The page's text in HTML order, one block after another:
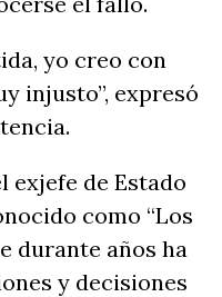
yo creo con
injusto”, expresó
exjefe de Estado
como “Los
durante años ha
y decisiones